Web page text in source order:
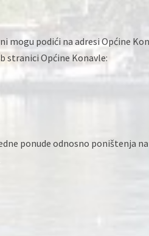
mogu podići na adresi Općine
stranici Općine Konavle:
ponude odnosno poništenja